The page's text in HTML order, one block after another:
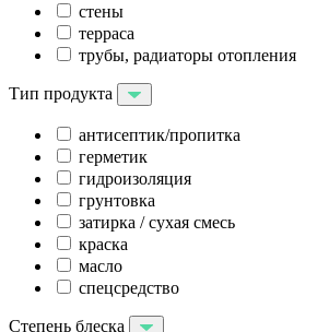
стены
терраса
трубы, радиаторы отопления
Тип продукта
антисептик/пропитка
герметик
гидроизоляция
грунтовка
затирка / сухая смесь
краска
масло
спецсредство
Степень блеска